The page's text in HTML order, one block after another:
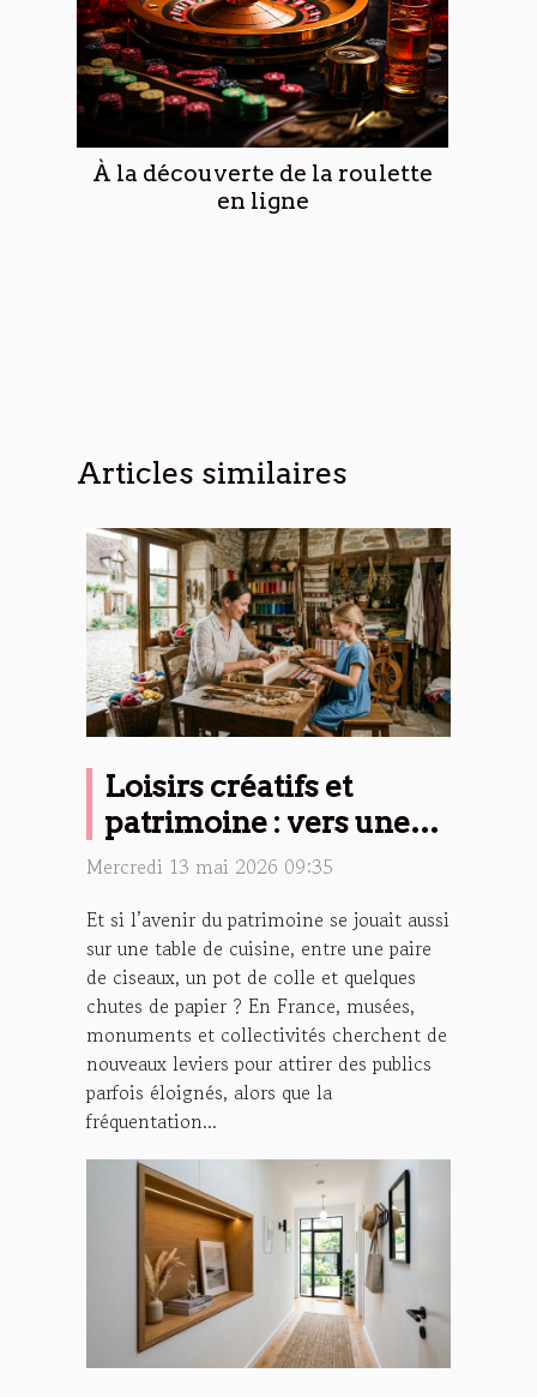
À la découverte de la roulette
en ligne
Articles similaires
Loisirs créatifs et
patrimoine : vers une
nouvelle identité
Mercredi 13 mai 2026 09:35
Et si l’avenir du patrimoine se jouait aussi
sur une table de cuisine, entre une paire
de ciseaux, un pot de colle et quelques
chutes de papier ? En France, musées,
monuments et collectivités cherchent de
nouveaux leviers pour attirer des publics
parfois éloignés, alors que la
fréquentation...